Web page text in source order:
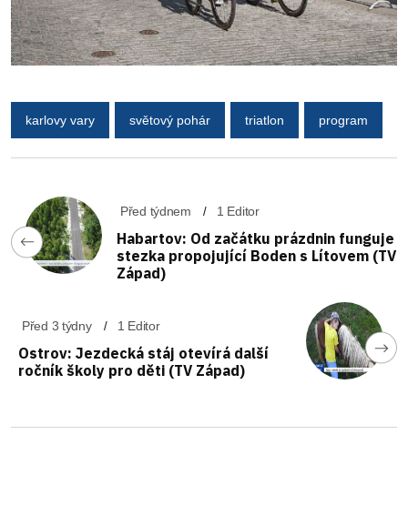
karlovy vary světový pohár triatlon program
Před týdnem 1 Editor
Habartov: Od začátku prázdnin funguje
stezka propojující Boden s Lítovem (TV
Západ)
Před 3 týdny 1 Editor
Ostrov: Jezdecká stáj otevírá další
ročník školy pro děti (TV Západ)